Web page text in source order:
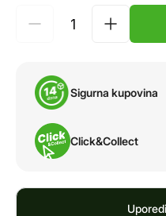
Sigurna kupovina
Click&Collect